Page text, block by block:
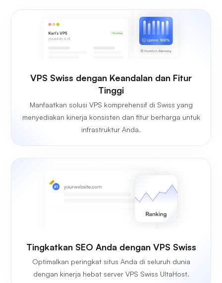
VPS Swiss dengan Keandalan dan Fitur
Tinggi
Manfaatkan solusi VPS komprehensif di Swiss yang
menyediakan kinerja konsisten dan fitur berharga untuk
infrastruktur Anda.
Tingkatkan SEO Anda dengan VPS Swiss
Optimalkan peringkat situs Anda di seluruh dunia
dengan kinerja hebat server VPS Swiss UltaHost.